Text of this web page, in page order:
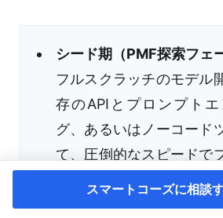
シード期（PMF探索フェ
フルスクラッチのモデル
存のAPIとプロンプト
グ、あるいはノーコード
て、圧倒的なスピードで
作成します。顧客の反応
題と解決策のフィット」
スマートコーズに相談